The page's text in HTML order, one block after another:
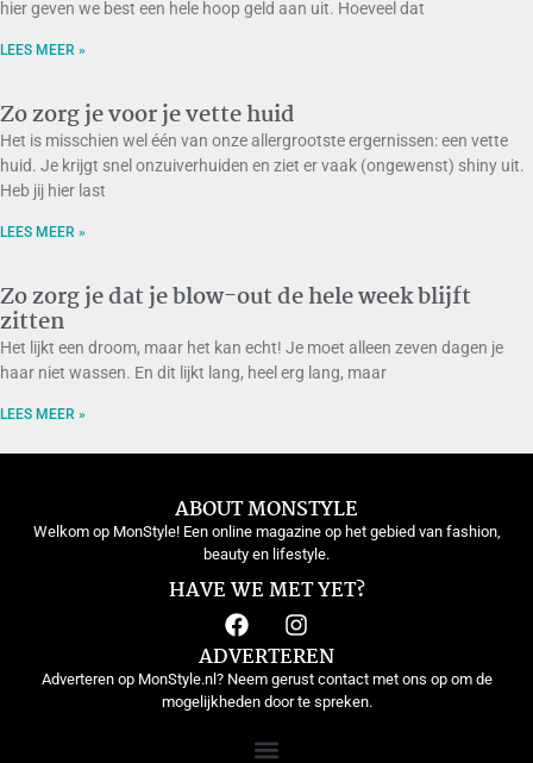
hier geven we best een hele hoop geld aan uit. Hoeveel dat
LEES MEER »
Zo zorg je voor je vette huid
Het is misschien wel één van onze allergrootste ergernissen: een vette
huid. Je krijgt snel onzuiverhuiden en ziet er vaak (ongewenst) shiny uit.
Heb jij hier last
LEES MEER »
Zo zorg je dat je blow-out de hele week blijft
zitten
Het lijkt een droom, maar het kan echt! Je moet alleen zeven dagen je
haar niet wassen. En dit lijkt lang, heel erg lang, maar
LEES MEER »
ABOUT MONSTYLE
Welkom op MonStyle! Een online magazine op het gebied van fashion,
beauty en lifestyle.
HAVE WE MET YET?
ADVERTEREN
Adverteren op MonStyle.nl? Neem gerust contact met ons op om de
mogelijkheden door te spreken.